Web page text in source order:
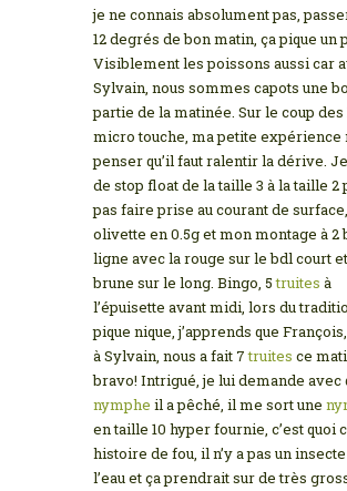
je ne connais absolument pas,
12 degrés de bon matin, ça pique un
Visiblement les poissons aussi car
Sylvain, nous sommes capots une
partie de la matinée. Sur le coup des
micro touche, ma petite expérience
penser qu’il faut ralentir la dérive.
de stop float de la taille 3 à la taille 2
pas faire prise au courant de surface,
olivette en 0.5g et mon montage à 2
ligne avec la rouge sur le bdl court
brune sur le long. Bingo, 5truites à
l’épuisette avant midi, lors du
pique nique, j’apprends que
à Sylvain, nous a fait 7truites ce
bravo! Intrigué, je lui demande avec
nymphe il a pêché, il me sort une
en taille 10 hyper fournie, c’est quoi
histoire de fou, il n’y a pas un
l’eau et ça prendrait sur de très